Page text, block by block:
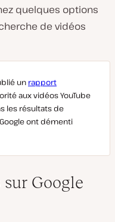
quelques options
de vidéos
un rapport
aux vidéos YouTube
les résultats de
ont démenti
sur Google